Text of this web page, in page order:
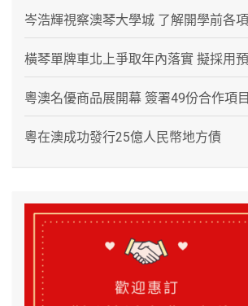
岑浩輝視察澳琴大學城 了解開學前各
橫琴單牌車北上爭取年內落實 擬採用
粵澳名優商品展開幕 簽署49份合作項目
粵在澳成功發行25億人民幣地方債